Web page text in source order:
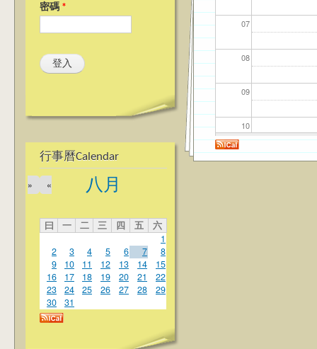
密碼 *
行事曆Calendar
八月
«
»
曰 一 二 三 四 五
六
1
2
3 4 5 6 7
8
9
10 11 12 13 14
15
16
17 18 19 20 21
22
23
24 25 26 27 28
29
30
31
07
08
09
10
11